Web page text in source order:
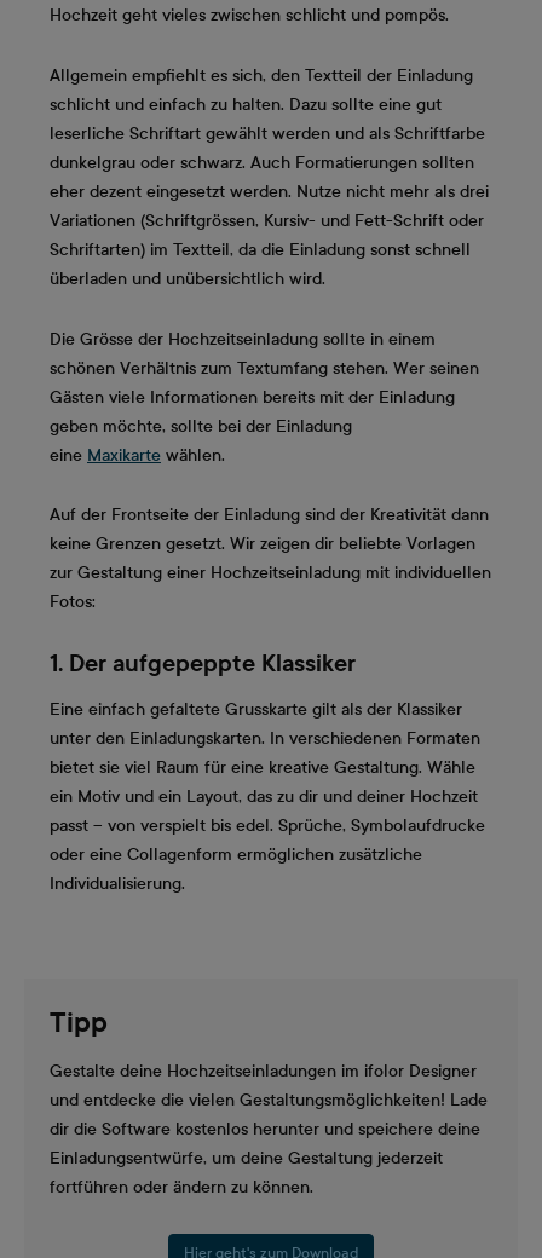
Hochzeit geht vieles zwischen schlicht und pompös.
Allgemein empfiehlt es sich, den Textteil der Einladung
schlicht und einfach zu halten. Dazu sollte eine gut
leserliche Schriftart gewählt werden und als Schriftfarbe
dunkelgrau oder schwarz. Auch Formatierungen sollten
eher dezent eingesetzt werden. Nutze nicht mehr als drei
Variationen (Schriftgrössen, Kursiv- und Fett-Schrift oder
Schriftarten) im Textteil, da die Einladung sonst schnell
überladen und unübersichtlich wird.
Die Grösse der Hochzeitseinladung sollte in einem
schönen Verhältnis zum Textumfang stehen. Wer seinen
Gästen viele Informationen bereits mit der Einladung
geben möchte, sollte bei der Einladung
eine Maxikarte wählen.
Auf der Frontseite der Einladung sind der Kreativität dann
keine Grenzen gesetzt. Wir zeigen dir beliebte Vorlagen
zur Gestaltung einer Hochzeitseinladung mit individuellen
Fotos:
1. Der aufgepeppte Klassiker
Eine einfach gefaltete Grusskarte gilt als der Klassiker
unter den Einladungskarten. In verschiedenen Formaten
bietet sie viel Raum für eine kreative Gestaltung. Wähle
ein Motiv und ein Layout, das zu dir und deiner Hochzeit
passt – von verspielt bis edel. Sprüche, Symbolaufdrucke
oder eine Collagenform ermöglichen zusätzliche
Individualisierung.
Tipp
Gestalte deine Hochzeitseinladungen im ifolor Designer
und entdecke die vielen Gestaltungsmöglichkeiten! Lade
dir die Software kostenlos herunter und speichere deine
Einladungsentwürfe, um deine Gestaltung jederzeit
fortführen oder ändern zu können.
Hier geht's zum Download